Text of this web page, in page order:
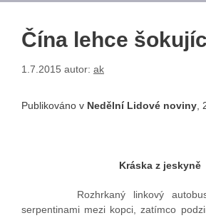
Čína lehce
1.7.2015 autor: ak
Publikováno v Nedělní Lidové noviny,
Kráska z jeskyně
Rozhrkaný linkový autobus
serpentinami mezi kopci, zatímco